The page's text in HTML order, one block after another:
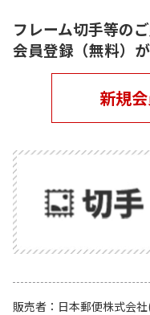
フレーム切手等の
会員登録（無料）
新規
販売者
日本郵便株式会